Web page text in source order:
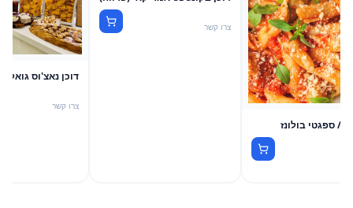
/ ספגטי בולונז
צרו קשר
דוכן נאצ'וס
צרו קשר